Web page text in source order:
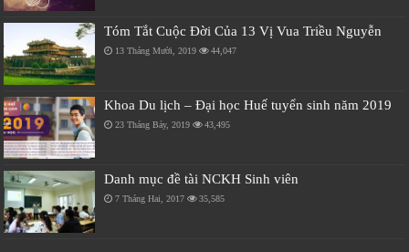
Tóm Tắt Cuộc Đời Của 13 Vị Vua Triều Nguyễn
13 Tháng Mười, 2019 44,047
Khoa Du lịch – Đại học Huế tuyển sinh năm 2019
23 Tháng Bảy, 2019 43,495
Danh mục đề tài NCKH Sinh viên
7 Tháng Hai, 2017 35,585